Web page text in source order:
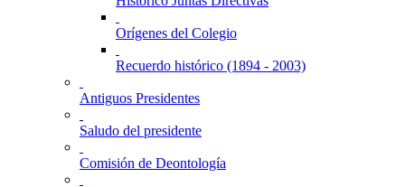
Orígenes del Colegio
Recuerdo histórico (1894 - 2003)
Antiguos Presidentes
Saludo del presidente
Comisión de Deontología